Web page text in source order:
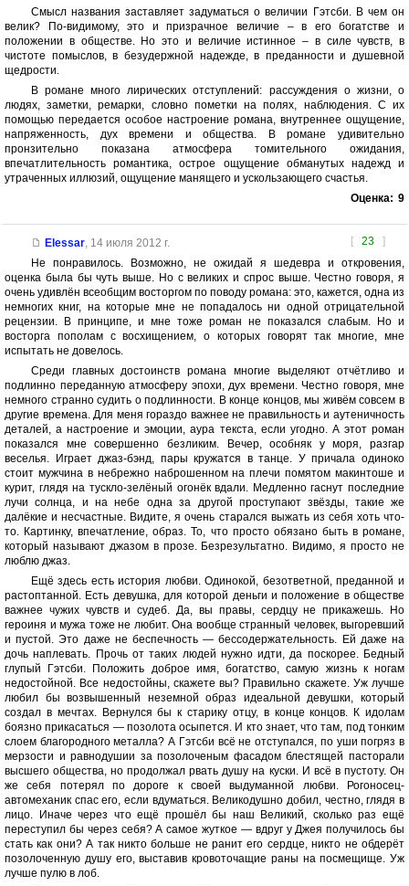
Смысл названия заставляет задуматься о величии Гэтсби. В чем он
велик? По-видимому, это и призрачное величие – в его богатстве и
положении в обществе. Но это и величие истинное – в силе чувств, в
чистоте помыслов, в безудержной надежде, в преданности и душевной
щедрости.
В романе много лирических отступлений: рассуждения о жизни, о
людях, заметки, ремарки, словно пометки на полях, наблюдения. С их
помощью передается особое настроение романа, внутреннее ощущение,
напряженность, дух времени и общества. В романе удивительно
пронзительно показана атмосфера томительного ожидания,
впечатлительность романтика, острое ощущение обманутых надежд и
утраченных иллюзий, ощущение манящего и ускользающего счастья.
Оценка: 9
[ 23 ]
Elessar, 14 июля 2012 г.
Не понравилось. Возможно, не ожидай я шедевра и откровения,
оценка была бы чуть выше. Но с великих и спрос выше. Честно говоря, я
очень удивлён всеобщим восторгом по поводу романа: это, кажется, одна из
немногих книг, на которые мне не попадалось ни одной отрицательной
рецензии. В принципе, и мне тоже роман не показался слабым. Но и
восторга пополам с восхищением, о которых говорят так многие, мне
испытать не довелось.
Среди главных достоинств романа многие выделяют отчётливо и
подлинно переданную атмосферу эпохи, дух времени. Честно говоря, мне
немного странно судить о подлинности. В конце концов, мы живём совсем в
другие времена. Для меня гораздо важнее не правильность и аутеничность
деталей, а настроение и эмоции, аура текста, если угодно. А этот роман
показался мне совершенно безликим. Вечер, особняк у моря, разгар
веселья. Играет джаз-бэнд, пары кружатся в танце. У причала одиноко
стоит мужчина в небрежно наброшенном на плечи помятом макинтоше и
курит, глядя на тускло-зелёный огонёк вдали. Медленно гаснут последние
лучи солнца, и на небе одна за другой проступают звёзды, такие же
далёкие и несчастные. Видите, я очень старался выжать из себя хоть что-
то. Картинку, впечатление, образ. То, что просто обязано быть в романе,
который называют джазом в прозе. Безрезультатно. Видимо, я просто не
люблю джаз.
Ещё здесь есть история любви. Одинокой, безответной, преданной и
растоптанной. Есть девушка, для которой деньги и положение в обществе
важнее чужих чувств и судеб. Да, вы правы, сердцу не прикажешь. Но
героиня и мужа тоже не любит. Она вообще странный человек, выгоревший
и пустой. Это даже не беспечность — бессодержательность. Ей даже на
дочь наплевать. Прочь от таких людей нужно идти, да поскорее. Бедный
глупый Гэтсби. Положить доброе имя, богатство, самую жизнь к ногам
недостойной. Все недостойны, скажете вы? Правильно скажете. Уж лучше
любил бы возвышенный неземной образ идеальной девушки, который
создал в мечтах. Вернулся бы к старику отцу, в конце концов. К идолам
боязно прикасаться — позолота осыпется. И кто знает, что там, под тонким
слоем благородного металла? А Гэтсби всё не отступался, по уши погряз в
мерзости и равнодушии за позолоченым фасадом блестящей пасторали
высшего общества, но продолжал рвать душу на куски. И всё в пустоту. Он
же себя потерял по дороге к своей выдуманной любви. Рогоносец-
автомеханик спас его, если вдуматься. Великодушно добил, честно, глядя в
лицо. Иначе через что ещё прошёл бы наш Великий, сколько раз ещё
переступил бы через себя? А самое жуткое — вдруг у Джея получилось бы
стать как они? А так никто больше не ранит его сердце, никто не обдерёт
позолоченную душу его, выставив кровоточащие раны на посмещище. Уж
лучше пулю в лоб.